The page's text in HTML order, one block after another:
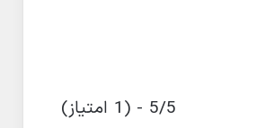
5/5 - (1 امتیاز)